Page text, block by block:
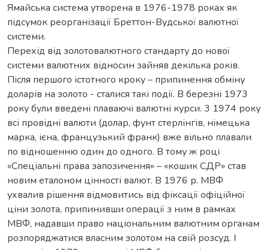
Ямайська система утворена в 1976-1978 роках як
підсумок реорганізації Бреттон-Вудської валютної
системи.
Перехід від золотовалютного стандарту до нової
системи валютних відносин зайняв декілька років.
Після першого істотного кроку – припинення обміну
доларів на золото - сталися такі події. В березні 1973
року були введені плаваючі валютні курси. 3 1974 року
всі провідні валюти (долар, фунт стерлінгів, німецька
марка, ієна, французький франк) вже вільно плавали
по відношенню один до одного. В тому ж році
«Спеціальні права запозичення» – «кошик СДР» став
новим еталоном цінності валют. В 1976 р. МВФ
ухвалив рішення відмовитись від фіксації офіційної
ціни золота, припинивши операції з ним в рамках
МВФ, надавши право національним валютним органам
розпоряджатися власним золотом на свій розсуд. І